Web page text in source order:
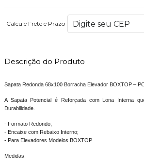
Calcule Frete e Prazo
Descrição do Produto
Sapata Redonda 68x100 Borracha Elevador BOXTOP –
A Sapata Potencial é Reforçada com Lona Interna
Durabilidade.
- Formato Redondo;
- Encaixe com Rebaixo Interno;
- Para Elevadores Modelos BOXTOP
Medidas: